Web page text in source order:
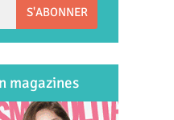
S'ABONNER
magazines